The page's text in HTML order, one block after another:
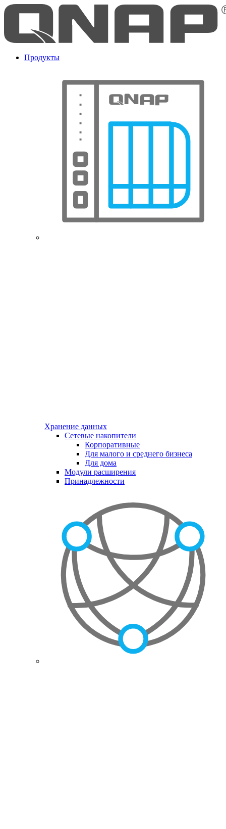
Продукты
Хранение данных
Сетевые накопители
Корпоративные
Для малого и среднего бизнеса
Для дома
Модули расширения
Принадлежности